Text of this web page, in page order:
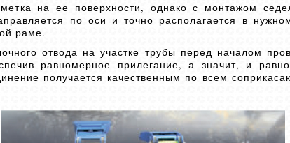
на ее поверхности, однако с монтажом
по оси и точно располагается в
раме.
отвода на участке трубы перед началом
равномерное прилегание, а значит, и
получается качественным по всем